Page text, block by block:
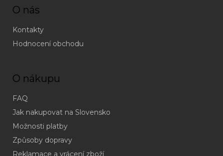
O nás
Kontakty
Hodnocení obchodu
O nákupu
FAQ
Jak nakupovat na Slovensko
Možnosti platby
Způsoby dopravy
Reklamace a vrácení zboží